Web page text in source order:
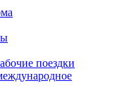
поездки